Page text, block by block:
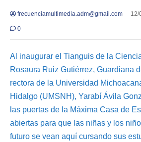
frecuenciamultimedia.adm@gmail.com 12/
0
Al inaugurar el Tianguis de la
Rosaura Ruiz Gutiérrez, Guardiana
rectora de la Universidad
Hidalgo (UMSNH), Yarabí Ávila
las puertas de la Máxima Casa de
abiertas para que las niñas y los
futuro se vean aquí cursando sus